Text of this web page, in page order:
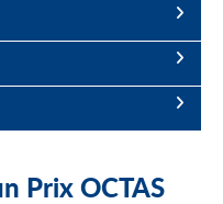
Prix OCTAS